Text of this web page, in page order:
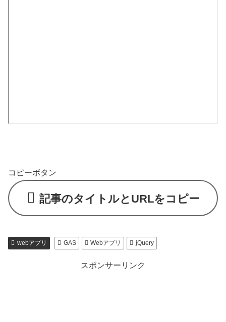
コピーボタン
記事のタイトルとURLをコピー
webアプリ GAS Webアプリ jQuery
スポンサーリンク